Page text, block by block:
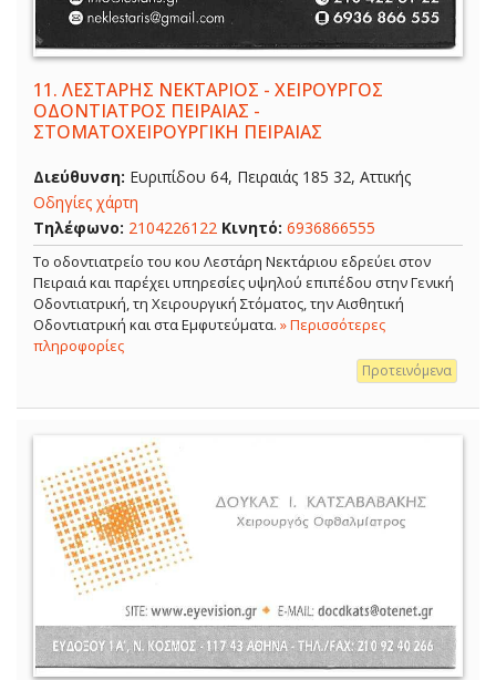
11. ΛΕΣΤΑΡΗΣ ΝΕΚΤΑΡΙΟΣ - ΧΕΙΡΟΥΡΓΟΣ
ΟΔΟΝΤΙΑΤΡΟΣ ΠΕΙΡΑΙΑΣ -
ΣΤΟΜΑΤΟΧΕΙΡΟΥΡΓΙΚΗ ΠΕΙΡΑΙΑΣ
Διεύθυνση: Ευριπίδου 64, Πειραιάς 185 32, Αττικής
Οδηγίες χάρτη
Τηλέφωνο: 2104226122 Κινητό: 6936866555
Το οδοντιατρείο του κου Λεστάρη Νεκτάριου εδρεύει στον
Πειραιά και παρέχει υπηρεσίες υψηλού επιπέδου στην Γενική
Οδοντιατρική, τη Χειρουργική Στόματος, την Αισθητική
Οδοντιατρική και στα Εμφυτεύματα. » Περισσότερες
πληροφορίες
Προτεινόμενα